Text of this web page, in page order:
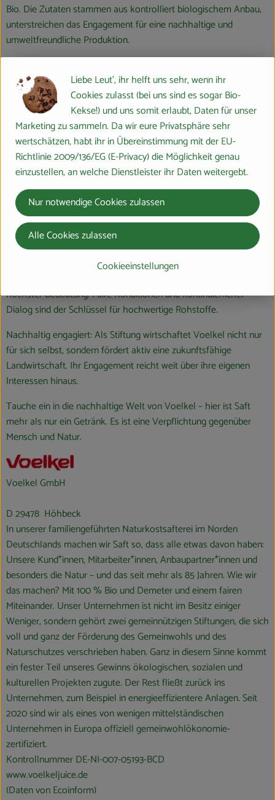
Bio. Die Zutaten stammen aus kontrolliert biologischem Anbau,
unterstreichen das Engagement für eine nachhaltige und
umweltfreundliche Produktion.
ökologisch?
Liebe zum Handwerk: Voelkel glaubt an Handwerkskunst und
traditionelle Herstellungsmethoden. Fast alle Zutaten werden
frisch in der eigenen Mosterei gepresst, um die wertvollen
Inhaltsstoffe direkt von der Natur in die Flasche zu bringen.
Demeter, Bio und Fair: Langfristige Beständigkeit,
produktionsnaher Anbau, Transparenz und Fairness sind für
Voelkel selbstverständlich. Das Unternehmen unterstützt
Anbaupartner in eigenen Projekten, fördert samenfeste
Gemüsesorten und den ökologischen Landbau.
Hand in Hand mit den Bauern: Langfristige und partnerschaftliche
höchster Bedeutung. Faire Konditionen und kontinuierlicher
Dialog sind der Schlüssel für hochwertige Rohstoffe.
Nachhaltig engagiert: Als Stiftung wirtschaftet Voelkel nicht nur
für sich selbst, sondern fördert aktiv eine zukunftsfähige
Landwirtschaft. Ihr Engagement reicht weit über ihre eigenen
Interessen hinaus.
Tauche ein in die nachhaltige Welt von Voelkel – hier ist Saft
mehr als nur ein Getränk. Es ist eine Verpflichtung gegenüber
Mensch und Natur.
Voelkel GmbH
D 29478 Höhbeck
In unserer familiengeführten Naturkostsafterei im Norden
Deutschlands machen wir Saft so, dass alle etwas davon haben:
Unsere Kund*innen, Mitarbeiter*innen, Anbaupartner*innen und
besonders die Natur – und das seit mehr als 85 Jahren. Wie wir
das machen? Mit 100 % Bio und Demeter und einem fairen
Miteinander. Unser Unternehmen ist nicht im Besitz einiger
Weniger, sondern gehört zwei gemeinnützigen Stiftungen, die sich
voll und ganz der Förderung des Gemeinwohls und des
Naturschutzes verschrieben haben. Ganz in diesem Sinne kommt
ein fester Teil unseres Gewinns ökologischen, sozialen und
kulturellen Projekten zugute. Der Rest fließt zurück ins
Unternehmen, zum Beispiel in energieeffizientere Anlagen. Seit
2020 sind wir als eines von wenigen mittelständischen
Unternehmen in Europa offiziell gemeinwohlökonomie-
zertifiziert.
Kontrollnummer DE-NI-007-05193-BCD
www.voelkeljuice.de
(Daten von Ecoinform)
Liebe Leut', ihr helft uns sehr, wenn ihr
Cookies zulasst (bei uns sind es sogar Bio-
Kekse!) und uns somit erlaubt, Daten für unser
Marketing zu sammeln. Da wir eure Privatsphäre sehr
wertschätzen, habt ihr in Übereinstimmung mit der EU-
Richtlinie 2009/136/EG (E-Privacy) die Möglichkeit genau
einzustellen, an welche Dienstleister ihr Daten weitergebt.
Cookieeinstellungen
Nur notwendige Cookies zulassen
Alle Cookies zulassen